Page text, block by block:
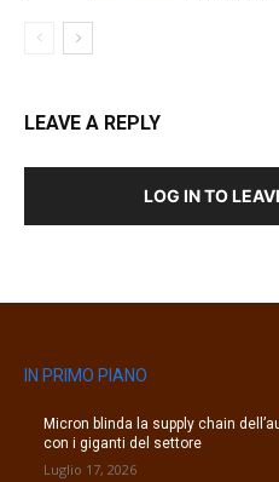
LEAVE A REPLY
LOG IN TO
IN PRIMO PIANO
Micron blinda la supply chain
con i giganti del settore
Luglio 17, 2026